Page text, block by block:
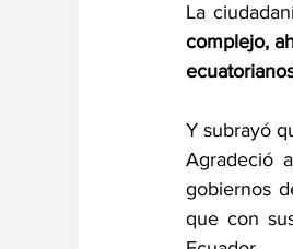
La
complejo,
Y subrayó
Agradeció
gobiernos
que con